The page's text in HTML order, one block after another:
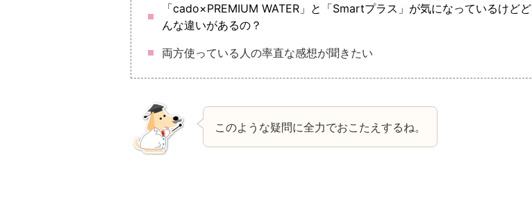
「cado×PREMIUM WATER」と「Smartプラス」が気になっているけどど
んな違いがあるの？
両方使っている人の率直な感想が聞きたい
このような疑問に全力でおこたえするね。